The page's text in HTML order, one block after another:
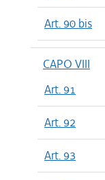
Art. 90 bis
CAPO VIII
Art. 91
Art. 92
Art. 93